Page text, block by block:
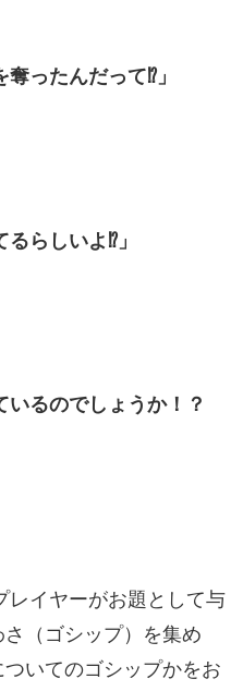
奪ったんだって⁉」
らしいよ⁉」
るのでしょうか！？
レイヤーがお題として与
（ゴシップ）を集め
いてのゴシップかをお